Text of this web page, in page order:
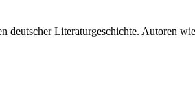
deutscher Literaturgeschichte. Autoren